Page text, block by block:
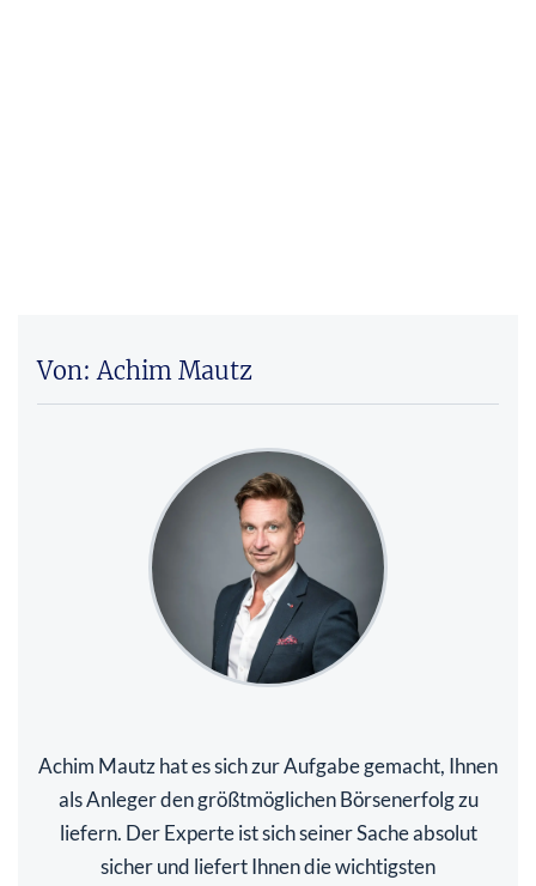
Von: Achim Mautz
Achim Mautz hat es sich zur Aufgabe gemacht, Ihnen
als Anleger den größtmöglichen Börsenerfolg zu
liefern. Der Experte ist sich seiner Sache absolut
sicher und liefert Ihnen die wichtigsten